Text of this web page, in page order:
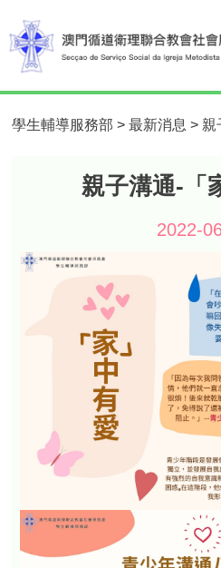
學生輔導服務部 > 最新消息 > 親
親子溝通-「
2022-